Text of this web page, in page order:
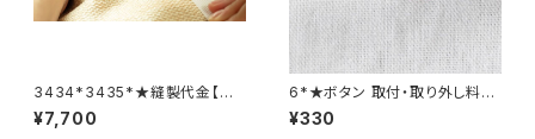
3434*3435*★縫製代金【バッ
クル取り外し取り付け 2着合
計分】
¥7,700
6*★ボタン 取付・取り外し料金
(1個分)
¥330